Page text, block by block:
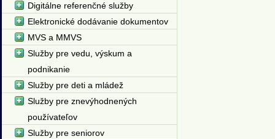
Digitálne referenčné služby
Elektronické dodávanie dokumentov
MVS a MMVS
Služby pre vedu, výskum a
podnikanie
Služby pre deti a mládež
Služby pre znevýhodnených
používateľov
Služby pre seniorov